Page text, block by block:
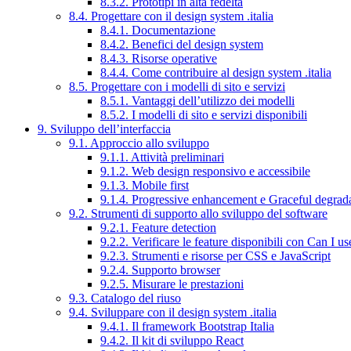
8.4. Progettare con il design system .italia
8.4.1. Documentazione
8.4.2. Benefici del design system
8.4.3. Risorse operative
8.4.4. Come contribuire al design system .italia
8.5. Progettare con i modelli di sito e servizi
8.5.1. Vantaggi dell’utilizzo dei modelli
8.5.2. I modelli di sito e servizi disponibili
9. Sviluppo dell’interfaccia
9.1. Approccio allo sviluppo
9.1.1. Attività preliminari
9.1.2. Web design responsivo e accessibile
9.1.3. Mobile first
9.1.4. Progressive enhancement e Graceful
9.2. Strumenti di supporto allo sviluppo del software
9.2.1. Feature detection
9.2.2. Verificare le feature disponibili con Can I
9.2.3. Strumenti e risorse per CSS e JavaScript
9.2.4. Supporto browser
9.2.5. Misurare le prestazioni
9.3. Catalogo del riuso
9.4. Sviluppare con il design system .italia
9.4.1. Il framework Bootstrap Italia
9.4.2. Il kit di sviluppo React